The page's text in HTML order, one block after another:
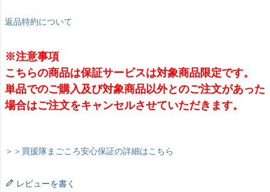
返品特約について
※注意事項
こちらの商品は保証サービスは対象商品限定です。
単品でのご購入及び対象商品以外とのご注文があった
場合はご注文をキャンセルさせていただきます。
＞＞買援隊まごころ安心保証の詳細はこちら
レビューを書く